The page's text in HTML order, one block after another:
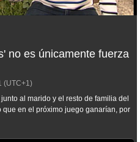
no es únicamente fuerza
(UTC+1)
al marido y el resto de familia del
en el próximo juego ganarían, por